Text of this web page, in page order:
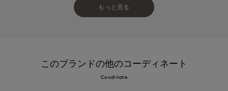
もっと見る
このブランドの他のコーディネート
Coodinate